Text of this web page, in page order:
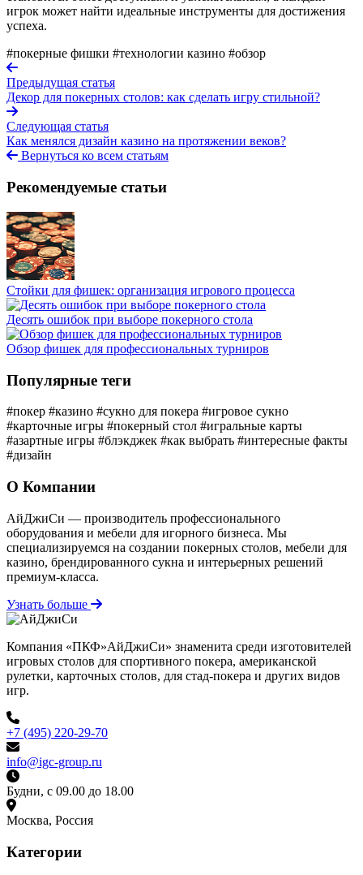
игрок может найти идеальные инструменты для достижения
успеха.
#покерные фишки #технологии казино #обзор
Предыдущая статья
Декор для покерных столов: как сделать игру стильной?
Следующая статья
Как менялся дизайн казино на протяжении веков?
Вернуться ко всем статьям
Рекомендуемые статьи
Стойки для фишек: организация игрового процесса
Десять ошибок при выборе покерного стола
Обзор фишек для профессиональных турниров
Популярные теги
#покер #казино #сукно для покера #игровое сукно
#карточные игры #покерный стол #игральные карты
#азартные игры #блэкджек #как выбрать #интересные факты
#дизайн
О Компании
АйДжиСи — производитель профессионального
оборудования и мебели для игорного бизнеса. Мы
специализируемся на создании покерных столов, мебели для
казино, брендированного сукна и интерьерных решений
премиум-класса.
Узнать больше
Компания «ПКФ»АйДжиСи» знаменита среди изготовителей
игровых столов для спортивного покера, американской
рулетки, карточных столов, для стад-покера и других видов
игр.
+7 (495) 220-29-70
info@igc-group.ru
Будни, с 09.00 до 18.00
Москва, Россия
Категории